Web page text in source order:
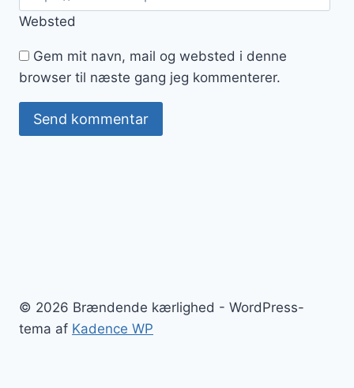
Websted
Gem mit navn, mail og websted i denne
browser til næste gang jeg kommenterer.
© 2026 Brændende kærlighed - WordPress-
tema af Kadence WP